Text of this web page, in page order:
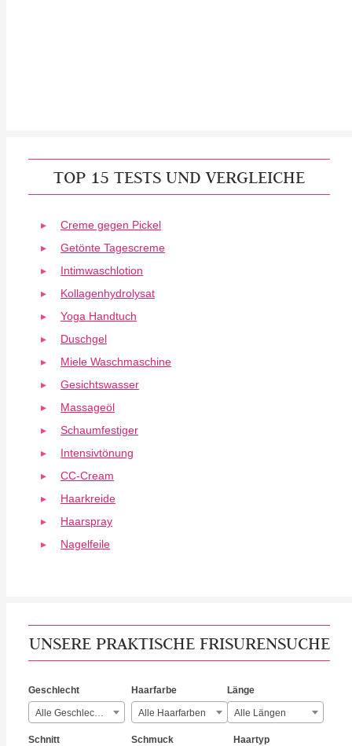
TOP 15 TESTS UND VERGLEICHE
Creme gegen Pickel
Getönte Tagescreme
Intimwaschlotion
Kollagenhydrolysat
Yoga Handtuch
Duschgel
Miele Waschmaschine
Gesichtswasser
Massageöl
Schaumfestiger
Intensivtönung
CC-Cream
Haarkreide
Haarspray
Nagelfeile
UNSERE PRAKTISCHE FRISURENSUCHE
Geschlecht
Alle Geschlechter
Haarfarbe
Alle Haarfarben
Länge
Alle Längen
Schnitt Schmuck Haartyp